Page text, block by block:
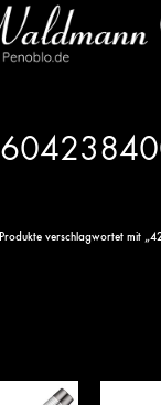
Produkte verschlagwortet mit